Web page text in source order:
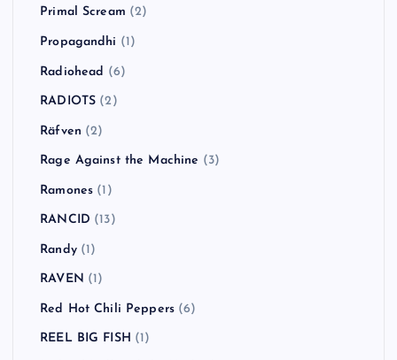
Primal Scream (2)
Propagandhi (1)
Radiohead (6)
RADIOTS (2)
Räfven (2)
Rage Against the Machine (3)
Ramones (1)
RANCID (13)
Randy(1)
RAVEN (1)
Red Hot Chili Peppers (6)
REEL BIG FISH (1)